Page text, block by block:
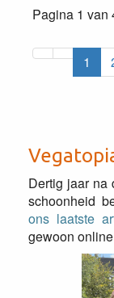
Pagina 1 van
1
Dertig jaar na
schoonheid
ons laatste
gewoon